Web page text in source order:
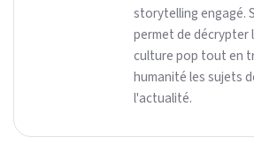
storytelling engagé.
permet de décrypter
culture pop tout en
humanité les sujets
l'actualité.